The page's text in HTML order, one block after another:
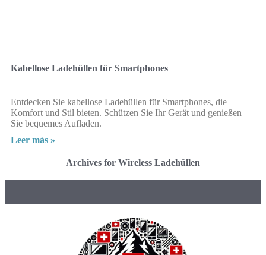
Kabellose Ladehüllen für Smartphones
Entdecken Sie kabellose Ladehüllen für Smartphones, die
Komfort und Stil bieten. Schützen Sie Ihr Gerät und genießen
Sie bequemes Aufladen.
Leer más »
Archives for Wireless Ladehüllen